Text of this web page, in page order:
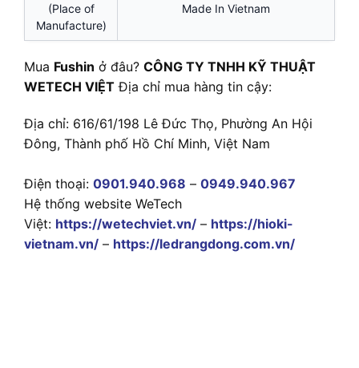
(Place of
Manufacture)
Made In Vietnam
Mua Fushin ở đâu? CÔNG TY TNHH KỸ THUẬT
WETECH VIỆT Địa chỉ mua hàng tin cậy:
Địa chỉ: 616/61/198 Lê Đức Thọ, Phường An Hội
Đông, Thành phố Hồ Chí Minh, Việt Nam
Điện thoại: 0901.940.968 – 0949.940.967
Hệ thống website WeTech
Việt: https://wetechviet.vn/ – https://hioki-
vietnam.vn/ – https://ledrangdong.com.vn/